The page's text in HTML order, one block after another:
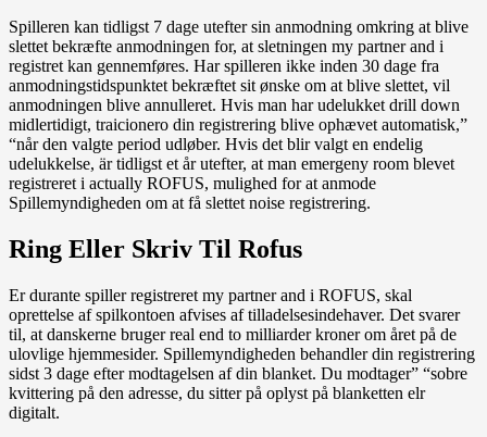
Spilleren kan tidligst 7 dage utefter sin anmodning omkring at blive
slettet bekræfte anmodningen for, at sletningen my partner and i
registret kan gennemføres. Har spilleren ikke inden 30 dage fra
anmodningstidspunktet bekræftet sit ønske om at blive slettet, vil
anmodningen blive annulleret. Hvis man har udelukket drill down
midlertidigt, traicionero din registrering blive ophævet automatisk,”
“når den valgte period udløber. Hvis det blir valgt en endelig
udelukkelse, är tidligst et år utefter, at man emergeny room blevet
registreret i actually ROFUS, mulighed for at anmode
Spillemyndigheden om at få slettet noise registrering.
Ring Eller Skriv Til Rofus
Er durante spiller registreret my partner and i ROFUS, skal
oprettelse af spilkontoen afvises af tilladelsesindehaver. Det svarer
til, at danskerne bruger real end to milliarder kroner om året på de
ulovlige hjemmesider. Spillemyndigheden behandler din registrering
sidst 3 dage efter modtagelsen af din blanket. Du modtager” “sobre
kvittering på den adresse, du sitter på oplyst på blanketten elr
digitalt.